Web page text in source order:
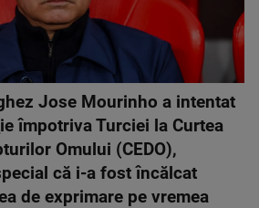
Jose Mourinho a intentat
împotriva Turciei la Curtea
Omului (CEDO),
că i-a fost încălcat
de exprimare pe vremea